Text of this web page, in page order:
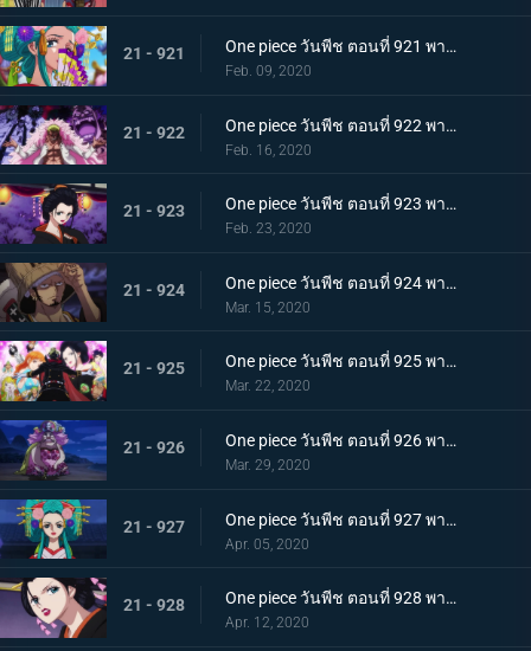
21 - 921 One piece วันพีช ตอนที่ 921 พากย์ไทย ความงดงามตระการตา สาวงามแห่งประเทศวาโนะ โคมุราซากิ
Feb. 09, 2020
21 - 922 One piece วันพีช ตอนที่ 922 พากย์ไทย ตำนานลูกผู้ชาย! การเดินทางของโซโลและโทโนะยาสุ!
Feb. 16, 2020
21 - 923 One piece วันพีช ตอนที่ 923 พากย์ไทย สถานการณ์ฉุกเฉิน บิ๊กมัมย่างกรายสู่วาโนะ!
Feb. 23, 2020
21 - 924 One piece วันพีช ตอนที่ 924 พากย์ไทย เมืองในความโกลาหล! นักฆ่าหน้าใหม่ที่หมายหัวซันจิ
Mar. 15, 2020
21 - 925 One piece วันพีช ตอนที่ 925 พากย์ไทย การต่อสู้ครั้งใหญ่! ผู้พิทักษ์หน้ากากโซบะ!
Mar. 22, 2020
21 - 926 One piece วันพีช ตอนที่ 926 พากย์ไทย เข้าตาจน โอโรจิโอนิวาบังที่แสนอันตราย
Mar. 29, 2020
21 - 927 One piece วันพีช ตอนที่ 927 พากย์ไทย ขุมนรก! พญาอสรพิษผู้น่าสะพรึง โชกุนโอโรจิ
Apr. 05, 2020
21 - 928 One piece วันพีช ตอนที่ 928 พากย์ไทย ดอกไม้ที่ปลิดปลิว! วาระสุดท้ายของหญิงงามแห่งวาโนะ
Apr. 12, 2020